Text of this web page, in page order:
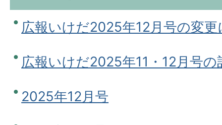
広報いけだ2025年12月号の変
広報いけだ2025年11・12月号
2025年12月号